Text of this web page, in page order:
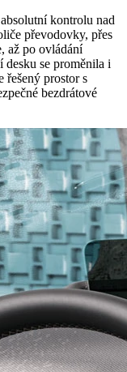
kontrolu nad
převodovky, přes
až po ovládání
desku se proměnila i
řešený prostor s
bezdrátové